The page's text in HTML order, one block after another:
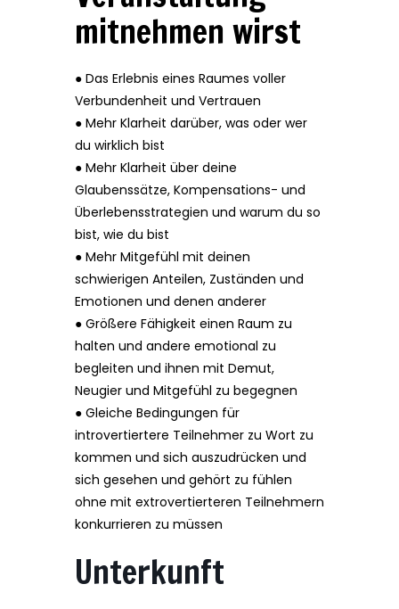
mitnehmen wirst
● Das Erlebnis eines Raumes voller
Verbundenheit und Vertrauen
● Mehr Klarheit darüber, was oder wer
du wirklich bist
● Mehr Klarheit über deine
Glaubenssätze, Kompensations- und
Überlebensstrategien und warum du so
bist, wie du bist
● Mehr Mitgefühl mit deinen
schwierigen Anteilen, Zuständen und
Emotionen und denen anderer
● Größere Fähigkeit einen Raum zu
halten und andere emotional zu
begleiten und ihnen mit Demut,
Neugier und Mitgefühl zu begegnen
● Gleiche Bedingungen für
introvertiertere Teilnehmer zu Wort zu
kommen und sich auszudrücken und
sich gesehen und gehört zu fühlen
ohne mit extrovertierteren Teilnehmern
konkurrieren zu müssen
Unterkunft